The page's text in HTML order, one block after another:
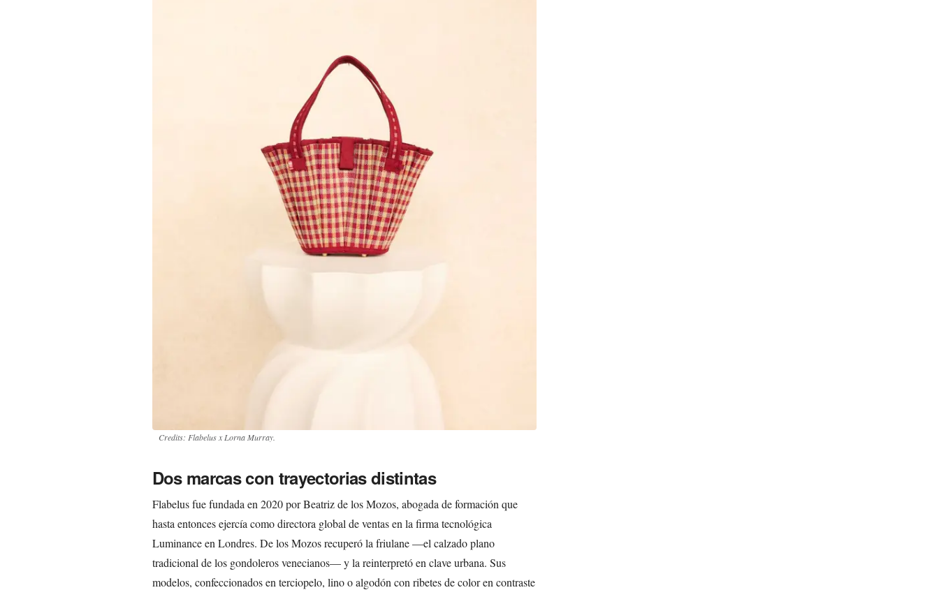
Credits: Flabelus x Lorna Murray.
Dos marcas con trayectorias distintas
Flabelus fue fundada en 2020 por Beatriz de los Mozos, abogada de formación que
hasta entonces ejercía como directora global de ventas en la firma tecnológica
Luminance en Londres. De los Mozos recuperó la friulane —el calzado plano
tradicional de los gondoleros venecianos— y la reinterpretó en clave urbana. Sus
modelos, confeccionados en terciopelo, lino o algodón con ribetes de color en contraste